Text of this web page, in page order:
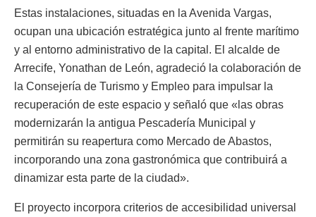
Estas instalaciones, situadas en la Avenida Vargas,
ocupan una ubicación estratégica junto al frente marítimo
y al entorno administrativo de la capital. El alcalde de
Arrecife, Yonathan de León, agradeció la colaboración de
la Consejería de Turismo y Empleo para impulsar la
recuperación de este espacio y señaló que «las obras
modernizarán la antigua Pescadería Municipal y
permitirán su reapertura como Mercado de Abastos,
incorporando una zona gastronómica que contribuirá a
dinamizar esta parte de la ciudad».
El proyecto incorpora criterios de accesibilidad universal